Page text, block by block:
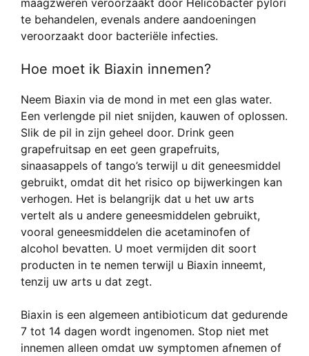
te behandelen, evenals andere aandoeningen
veroorzaakt door bacteriële infecties.
Hoe moet ik Biaxin innemen?
Neem Biaxin via de mond in met een glas water.
Een verlengde pil niet snijden, kauwen of oplossen.
Slik de pil in zijn geheel door. Drink geen
grapefruitsap en eet geen grapefruits,
sinaasappels of tango’s terwijl u dit geneesmiddel
gebruikt, omdat dit het risico op bijwerkingen kan
verhogen. Het is belangrijk dat u het uw arts
vertelt als u andere geneesmiddelen gebruikt,
vooral geneesmiddelen die acetaminofen of
alcohol bevatten. U moet vermijden dit soort
producten in te nemen terwijl u Biaxin inneemt,
tenzij uw arts u dat zegt.
Biaxin is een algemeen antibioticum dat gedurende
7 tot 14 dagen wordt ingenomen. Stop niet met
innemen alleen omdat uw symptomen afnemen of